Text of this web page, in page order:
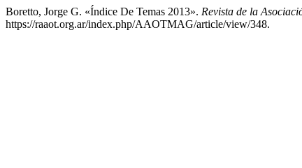
Boretto, Jorge G. «Índice De Temas 2013». Revista de la
https://raaot.org.ar/index.php/AAOTMAG/article/view/348.